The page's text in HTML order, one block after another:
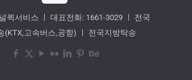
퀵서비스 ㅣ 대표전화: 1661-3029 ㅣ 전국
(KTX,고속버스,공항) ㅣ 전국지방탁송